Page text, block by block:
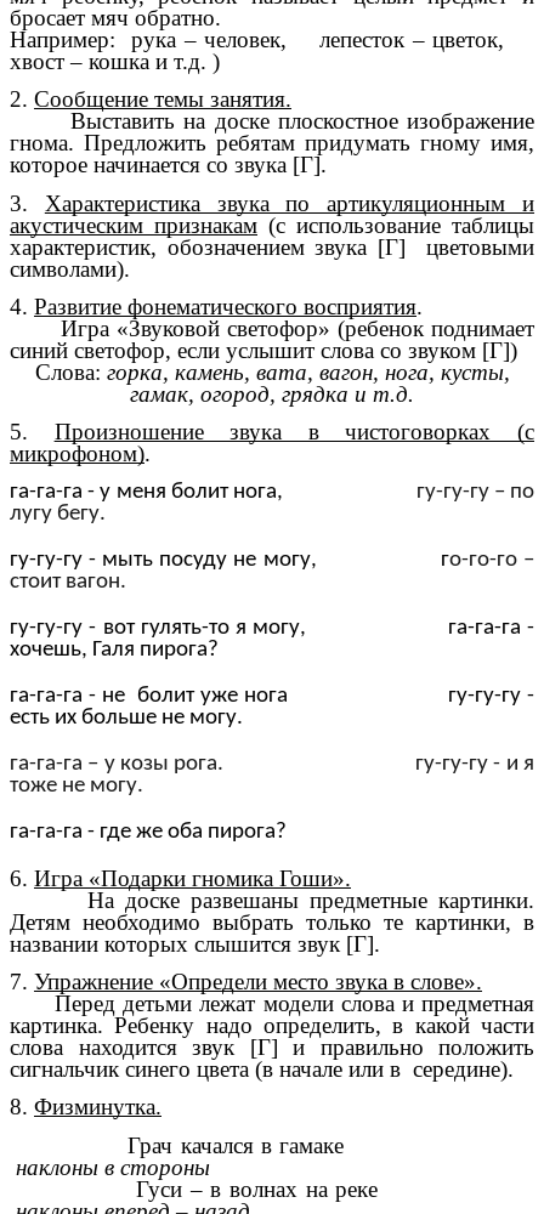
бросает мяч обратно.
Например: рука – человек, лепесток – цветок,
хвост – кошка и т.д. )
2. Сообщение темы занятия.
Выставить на доске плоскостное изображение
гнома. Предложить ребятам придумать гному имя,
которое начинается со звука [Г].
3. Характеристика звука по артикуляционным и
акустическим признакам (с использование таблицы
характеристик, обозначением звука [Г] цветовыми
символами).
4. Развитие фонематического восприятия.
Игра «Звуковой светофор» (ребенок поднимает
синий светофор, если услышит слова со звуком [Г])
Слова: горка, камень, вата, вагон, нога, кусты,
гамак, огород, грядка и т.д.
5. Произношение звука в чистоговорках (с
микрофоном).
га-га-га - у меня болит нога, гу-гу-гу – по
лугу бегу.
гу-гу-гу - мыть посуду не могу, го-го-го –
стоит вагон.
гу-гу-гу - вот гулять-то я могу, га-га-га -
хочешь, Галя пирога?
га-га-га - не болит уже нога гу-гу-гу -
есть их больше не могу.
га-га-га – у козы рога. гу-гу-гу - и я
тоже не могу.
га-га-га - где же оба пирога?
6. Игра «Подарки гномика Гоши».
На доске развешаны предметные картинки.
Детям необходимо выбрать только те картинки, в
названии которых слышится звук [Г].
7. Упражнение «Определи место звука в слове».
Перед детьми лежат модели слова и предметная
картинка. Ребенку надо определить, в какой части
слова находится звук [Г] и правильно положить
сигнальчик синего цвета (в начале или в середине).
8. Физминутка.
Грач качался в гамаке
наклоны в стороны
Гуси – в волнах на реке